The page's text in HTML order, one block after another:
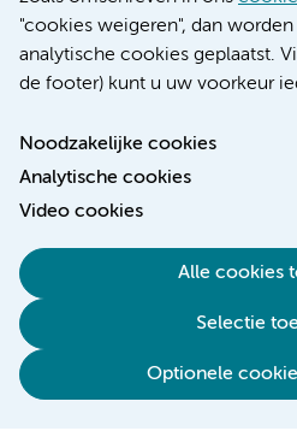
"cookies weigeren", dan
analytische cookies geplaatst.
de footer) kunt u uw voorkeur
Noodzakelijke cookies
Analytische cookies
Video cookies
Alle cookies
Selectie
Optionele
Verwijzen & diagnostiek
Toegankelijkheidsverklaring
Responsible disclosure